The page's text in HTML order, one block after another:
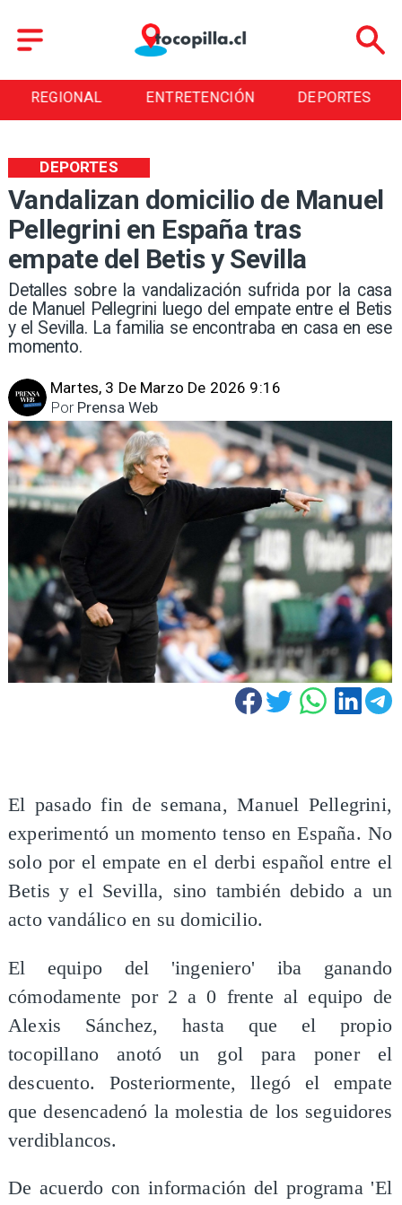
REGIONAL ENTRETENCIÓN DEPORTES
Vandalizan domicilio de Manuel
Pellegrini en España tras
empate del Betis y Sevilla
Detalles sobre la vandalización sufrida por la casa
de Manuel Pellegrini luego del empate entre el Betis
y el Sevilla. La familia se encontraba en casa en ese
momento.
DEPORTES
Martes, 3 De Marzo De 2026 9:16
Prensa Web
Por
El pasado fin de semana, Manuel Pellegrini,
experimentó un momento tenso en España. No
solo por el empate en el derbi español entre el
Betis y el Sevilla, sino también debido a un
acto vandálico en su domicilio.
El equipo del 'ingeniero' iba ganando
cómodamente por 2 a 0 frente al equipo de
Alexis Sánchez, hasta que el propio
tocopillano anotó un gol para poner el
descuento. Posteriormente, llegó el empate
que desencadenó la molestia de los seguidores
verdiblancos.
De acuerdo con información del programa 'El